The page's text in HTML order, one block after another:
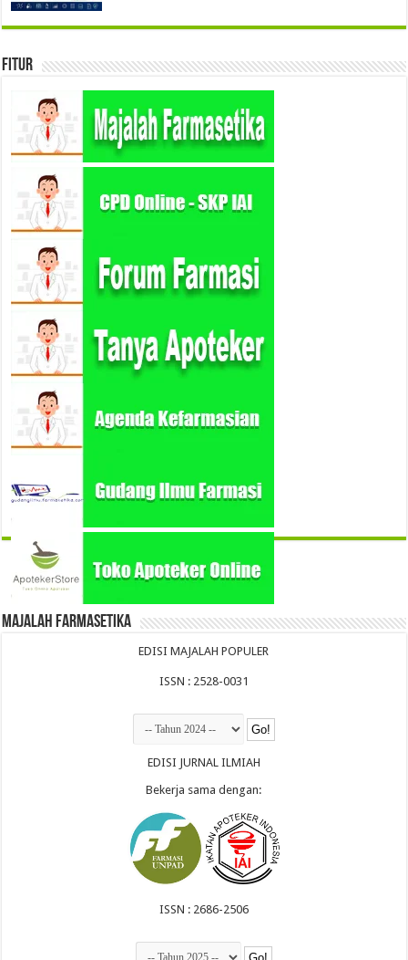
Fitur
Majalah Farmasetika
EDISI MAJALAH POPULER
ISSN : 2528-0031
EDISI JURNAL ILMIAH
Bekerja sama dengan:
ISSN : 2686-2506